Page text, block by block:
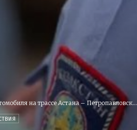
на трассе Астана – Петропавловск...